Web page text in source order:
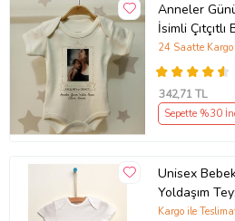
Anneler
İsimli
24 Saatte Kargo
342,71 TL
Sepette %30
Unisex
Yoldaşım
Body Zıbın
Kargo ile